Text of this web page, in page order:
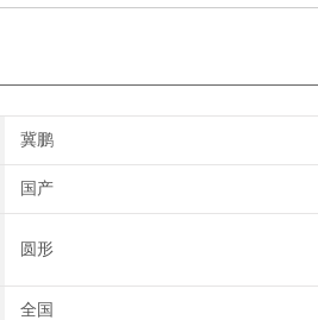
冀鹏
国产
圆形
全国